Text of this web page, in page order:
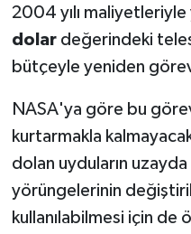
2004 yılı maliyetleriyle
dolardeğerindeki
bütçeyle yeniden
NASA'ya göre bu
kurtarmakla
dolan uyduların
yörüngelerinin
kullanılabilmesi için de